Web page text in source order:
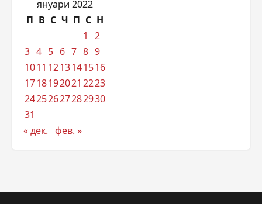
януари 2022
П В С Ч П С Н
1
2
3 4 5 6 7 8 9
1011 1213141516
1718192021 2223
24252627282930
31
« дек. фев. »